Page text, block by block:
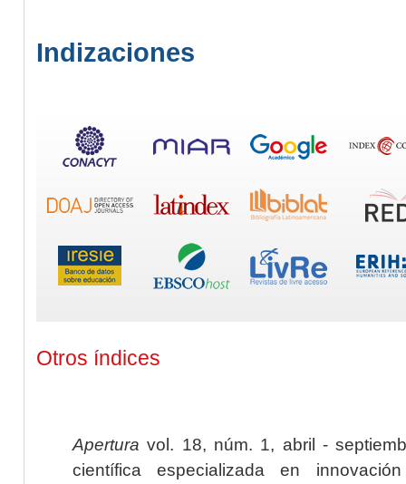
Indizaciones
Otros índices
Apertura vol. 18, núm. 1, abril -
científica especializada en